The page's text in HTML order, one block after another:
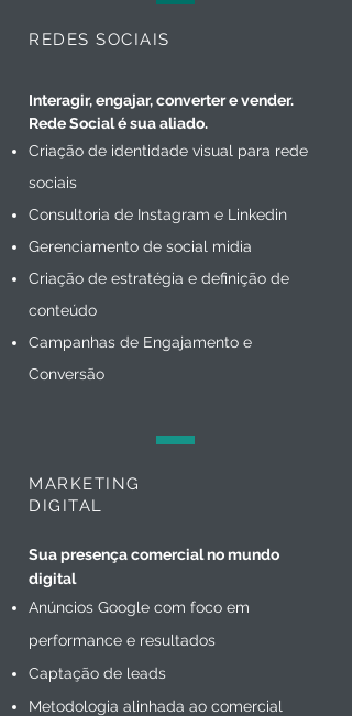
REDES SOCIAIS
Interagir, engajar, converter e vender.
Rede Social é sua aliado.
Criação de identidade visual para rede
sociais
Consultoria de Instagram e Linkedin
Gerenciamento de social midia
Criação de estratégia e definição de
conteúdo
Campanhas de Engajamento e
Conversão
MARKETING
DIGITAL
Sua presença comercial no mundo
digital
Anúncios Google com foco em
performance e resultados
Captação de leads
Metodologia alinhada ao comercial